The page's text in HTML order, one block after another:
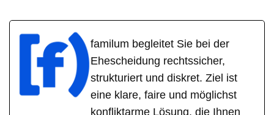
familum begleitet Sie bei der
Ehescheidung rechtssicher,
strukturiert und diskret. Ziel ist
eine klare, faire und möglichst
konfliktarme Lösung, die Ihnen